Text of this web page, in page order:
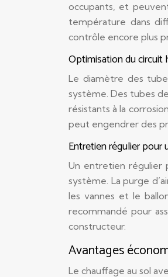
occupants, et
température dans
contrôle encore plus
Optimisation du circuit
Le diamètre des
système. Des tubes
résistants à la
peut engendrer des
Entretien régulier
Un entretien régulier
système. La purge
les vannes et le
recommandé pour
constructeur.
Avantages
Le chauffage au sol